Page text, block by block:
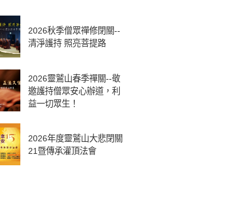
2026秋季僧眾禪修閉關--
清淨護持 照亮菩提路
2026靈鷲山春季禪關--敬
邀護持僧眾安心辦道，利
益一切眾生！
2026年度靈鷲山大悲閉關
21暨傳承灌頂法會